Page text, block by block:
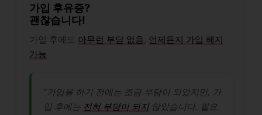
가입 후유증?
괜찮습니다!
가입 후에도 아무런 부담 없음, 언제든지 가입 해지
가능
“가입을 하기 전에는 조금 부담이 되었지만, 가
입 후에는 전혀 부담이 되지 않았습니다. 필요